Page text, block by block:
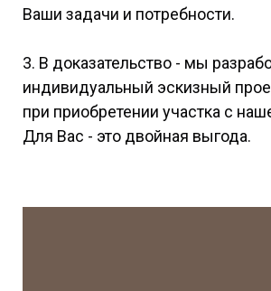
Ваши задачи и потребности.
3. В доказательство - мы
индивидуальный эскизный
при приобретении участка с
Для Вас - это двойная выгода.